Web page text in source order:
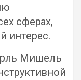
сферах,
интерес.
Мишель